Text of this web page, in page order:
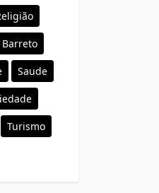
Barreto
Saude
Turismo